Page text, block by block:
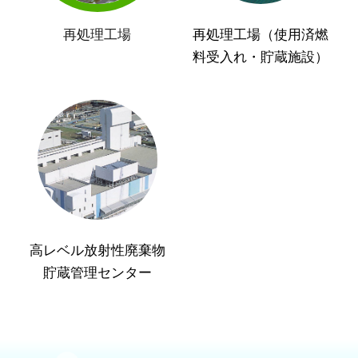
再処理工場
再処理工場（使用済燃
料受入れ・貯蔵施設）
高レベル放射性廃棄物
貯蔵管理センター